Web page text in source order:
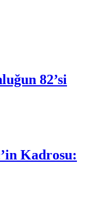
82’si
Kadrosu: